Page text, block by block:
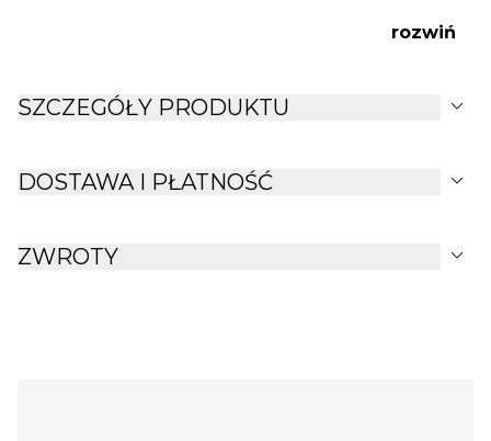
rozwiń
SZCZEGÓŁY PRODUKTU expand_more
DOSTAWA I PŁATNOŚĆ expand_more
ZWROTY expand_more